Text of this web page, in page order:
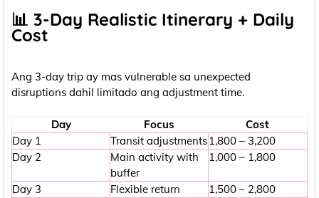
📊 3-Day Realistic Itinerary + Daily
Cost
Ang 3-day trip ay mas vulnerable sa unexpected
disruptions dahil limitado ang adjustment time.
Day Focus
Cost
Day 1
Transit adjustments 1,800 – 3,200
Day 2
Main activity with
buffer
1,000 – 1,800
Day 3 Flexible return 1,500 – 2,800